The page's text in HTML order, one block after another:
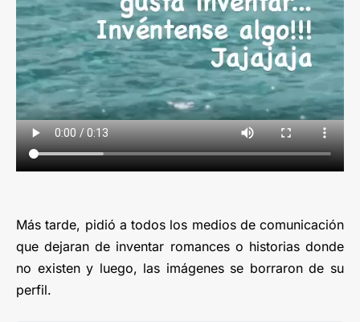
Más tarde, pidió a todos los medios de comunicación
que dejaran de inventar romances o historias donde
no existen y luego, las imágenes se borraron de su
perfil.